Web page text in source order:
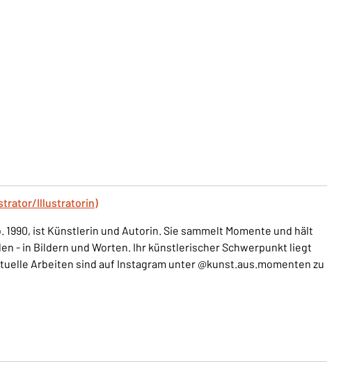
Illustratorin)
1990, ist Künstlerin und Autorin. Sie sammelt Momente und hält
- in Bildern und Worten. Ihr künstlerischer Schwerpunkt liegt
Arbeiten sind auf Instagram unter @kunst.aus.momenten zu